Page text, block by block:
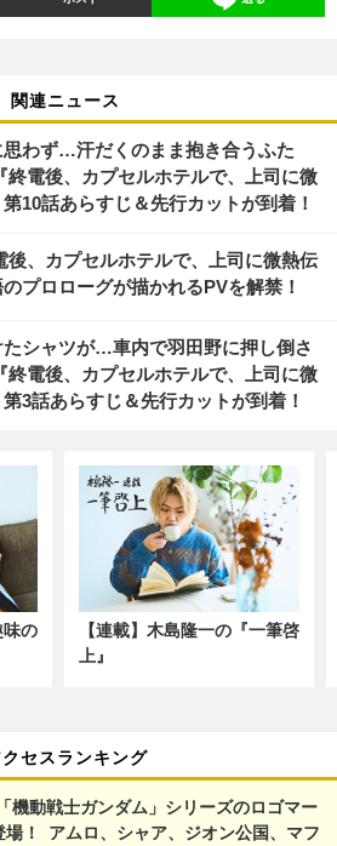
関連ニュース
わず…汗だくのまま抱き合うふた
終電後、カプセルホテルで、上司に微
10話あらすじ＆先行カットが到着！
後、カプセルホテルで、上司に微熱伝
プロローグが描かれるPVを解禁！
シャツが…車内で羽田野に押し倒さ
電後、カプセルホテルで、上司に微
3話あらすじ＆先行カットが到着！
味の
【連載】木島隆一の『一筆啓
上』
クセスランキング
機動戦士ガンダム」シリーズのロゴマー
場！ アムロ、シャア、ジオン公国、マフ